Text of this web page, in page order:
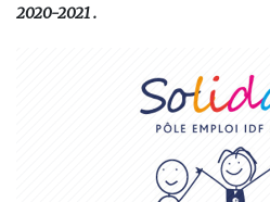
2020-2021 .